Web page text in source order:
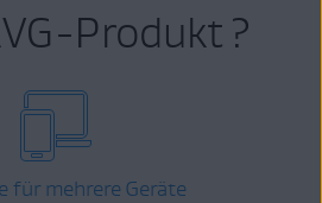
Produkt ?
für mehrere Geräte